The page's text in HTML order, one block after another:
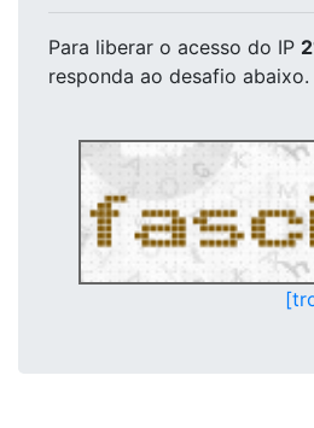
Para liberar o acesso do IP
responda ao desafio abaixo.